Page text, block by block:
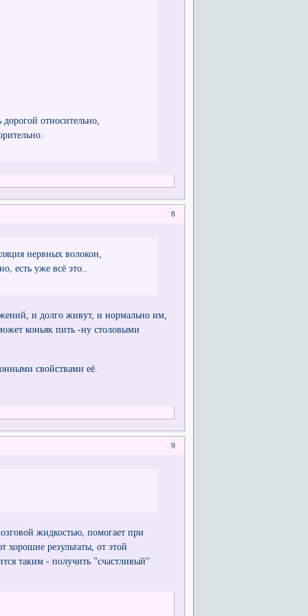
относительно,
8
нервных волокон,
есть уже всё это..
и долго живут, и нормально им,
коньяк пить -ну столовыми
свойствами её.
9
жидкостью, помогает при
хорошие результаты, от этой
таким - получить "счастливый"